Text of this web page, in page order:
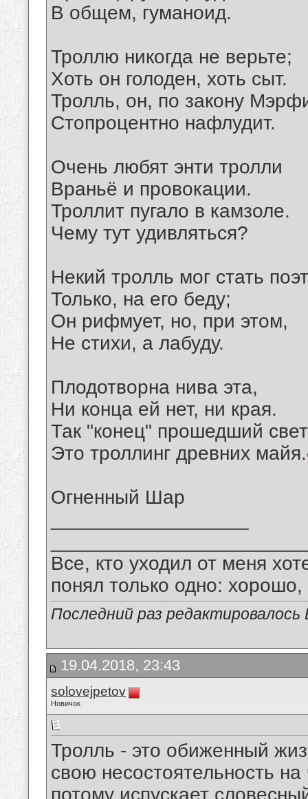
В общем, гуманоид.
Троллю никогда не верьте;
Хоть он голоден, хоть сыт.
Тролль, он, по закону
Стопроцентно нафлудит.
Очень любят энти тролли
Враньё и провокации.
Троллит пугало в камзоле.
Чему тут удивляться?
Некий тролль мог стать
Только, на его беду;
Он рифмует, но, при этом,
Не стихи, а лабуду.
Плодотворна нива эта,
Ни конца ей нет, ни края.
Так "конец" прошедший
Это троллинг древних майя.
Огненный Шар
Все, кто уходил от меня
понял только одно:
Последний раз
19.04.2018, 23:43
solovejpetov
Новичок
Тролль - это обиженный
свою несостоятельность